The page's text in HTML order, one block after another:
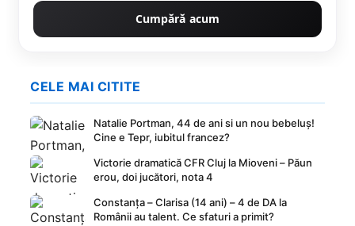
Cumpără acum
CELE MAI CITITE
Natalie Portman, 44 de ani si un nou bebeluș!
Cine e Tepr, iubitul francez?
Victorie dramatică CFR Cluj la Mioveni – Păun
erou, doi jucători, nota 4
Constanța – Clarisa (14 ani) – 4 de DA la
Românii au talent. Ce sfaturi a primit?